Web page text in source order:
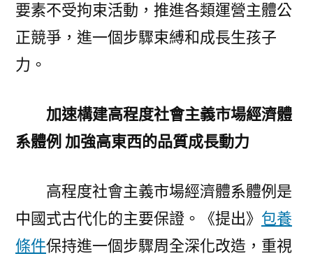
要素不受拘束活動，推進各類運營主體公
正競爭，進一個步驟束縛和成長生孩子
力。
加速構建高程度社會主義市場經濟體
系體例 加強高東西的品質成長動力
高程度社會主義市場經濟體系體例是
中國式古代化的主要保證。《提出》 包養
條件保持進一個步驟周全深化改造，重視